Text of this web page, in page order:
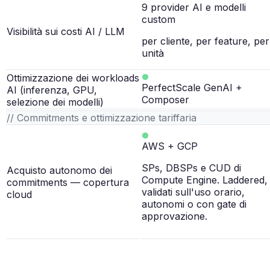
Visibilità sui costi AI / LLM
9 provider AI e modelli
custom
per cliente, per feature, per
unità
Ottimizzazione dei workloads
AI (inferenza, GPU,
selezione dei modelli)
PerfectScale GenAI +
Composer
// Commitments e ottimizzazione tariffaria
Acquisto autonomo dei
commitments — copertura
cloud
AWS + GCP
SPs, DBSPs e CUD di
Compute Engine. Laddered,
validati sull'uso orario,
autonomi o con gate di
approvazione.